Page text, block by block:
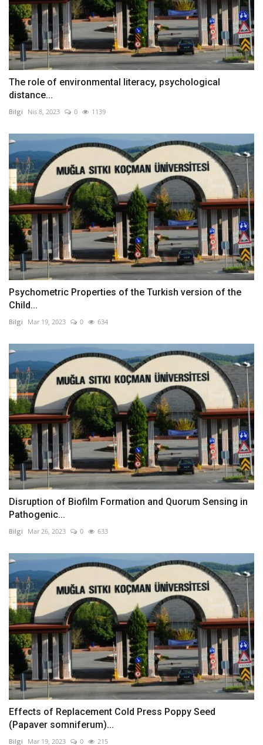
The role of environmental literacy, psychological
distance...
Bilgi Nis 8, 2023 0 1139
Psychometric Properties of the Turkish version of the
Child...
Bilgi Mar 19, 2023 0 634
Disruption of Biofilm Formation and Quorum Sensing in
Pathogenic...
Bilgi Mar 26, 2023 0 633
Effects of Replacement Cold Press Poppy Seed
(Papaver somniferum)...
Bilgi Mar 19, 2023 0 215